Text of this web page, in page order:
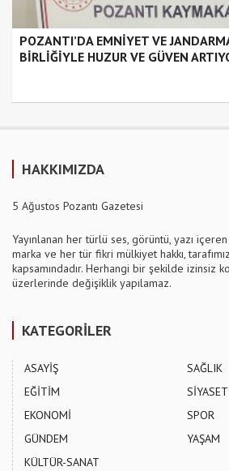
POZANTI’DA EMNİYET VE
BİRLİĞİYLE HUZUR VE GÜVEN
HAKKIMIZDA
5 Ağustos Pozantı Gazetesi
Yayınlanan her türlü ses, görüntü, yazı
marka ve her tür fikri mülkiyet hakkı,
kapsamındadır. Herhangi bir şekilde izinsiz
üzerlerinde değişiklik yapılamaz.
KATEGORİLER
ASAYİŞ
EĞİTİM
EKONOMİ
GÜNDEM
KÜLTÜR-SANAT
SAĞLIK
SİYASET
SPOR
YAŞAM